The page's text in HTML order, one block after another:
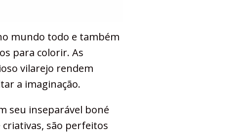
mundo todo e também
para colorir. As
vilarejo rendem
a imaginação.
seu inseparável boné
são perfeitos